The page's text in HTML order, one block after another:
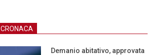
CRONACA
Demanio abitativo, approvata